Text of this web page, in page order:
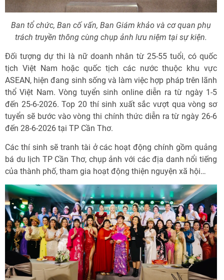
Ban tổ chức, Ban cố vấn, Ban Giám khảo và cơ quan phụ
trách truyền thông cùng chụp ảnh lưu niệm tại sự kiện.
Đối tượng dự thi là nữ doanh nhân từ 25-55 tuổi, có quốc
tịch Việt Nam hoặc quốc tịch các nước thuộc khu vực
ASEAN, hiện đang sinh sống và làm việc hợp pháp trên lãnh
thổ Việt Nam. Vòng tuyển sinh online diễn ra từ ngày 1-5
đến 25-6-2026. Top 20 thí sinh xuất sắc vượt qua vòng sơ
tuyển sẽ bước vào vòng thi chính thức diễn ra từ ngày 26-6
đến 28-6-2026 tại TP Cần Thơ.
Các thí sinh sẽ tranh tài ở các hoạt động chính gồm quảng
bá du lịch TP Cần Thơ, chụp ảnh với các địa danh nổi tiếng
của thành phố, tham gia hoạt động thiện nguyện xã hội…